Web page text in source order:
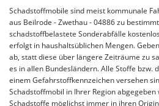
Schadstoffmobile sind meist kommunale
aus Beilrode - Zwethau - 04886 zu
schadstoffbelastete Sonderabfälle
erfolgt in haushaltsüblichen Mengen.
ab, statt diese über längere Zeiträume zu
es in allen Bundesländern. Alle Stoffe bzw.
einem Gefahrstoffkennzeichen versehen
Schadstoffmobil in Ihrer Region abgegeben
Schadstoffe möglichst immer in ihren